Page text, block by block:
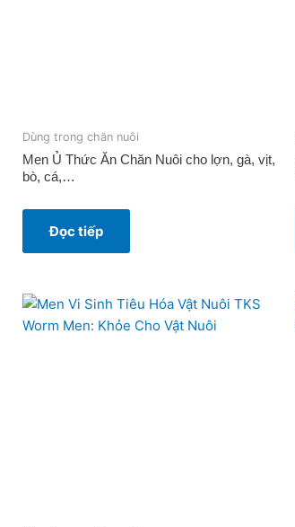
Dùng trong chăn nuôi
Men Ủ Thức Ăn Chăn Nuôi cho lợn, gà, vịt,
bò, cá,…
Đọc tiếp